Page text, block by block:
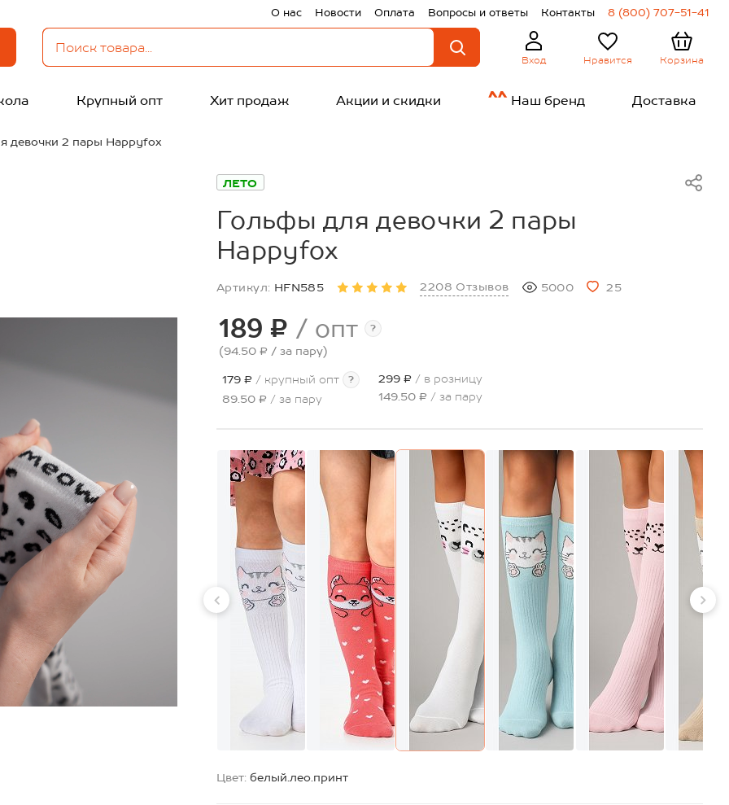
О нас Новости Оплата Вопросы и ответы Контакты 8 (800) 707-51-41
Вход Нравится Корзина
Крупный опт Хит продаж Акции и скидки Наш бренд Доставка
девочки 2 пары Happyfox
ЛЕТО
Гольфы для девочки 2 пары
Happyfox
Артикул: HFN585 2208 Отзывов 5000 25
189 ₽ / опт ?
(94.50 ₽ / за пару)
179 ₽ / крупный опт ?
89.50 ₽ / за пару
299 ₽ / в розницу
149.50 ₽ / за пару
Цвет: белый.лео.принт